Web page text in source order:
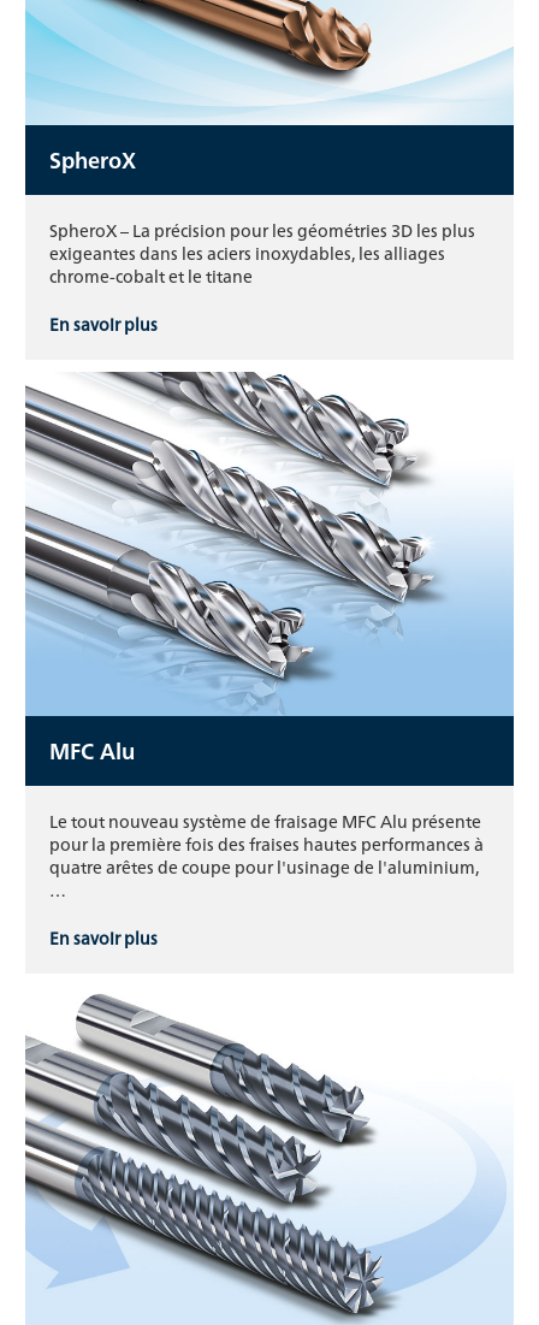
SpheroX
SpheroX – La précision pour les géométries 3D les plus
exigeantes dans les aciers inoxydables, les alliages
chrome-cobalt et le titane
En savoir plus
MFC Alu
Le tout nouveau système de fraisage MFC Alu présente
pour la première fois des fraises hautes performances à
quatre arêtes de coupe pour l'usinage de l'aluminium,
…
En savoir plus